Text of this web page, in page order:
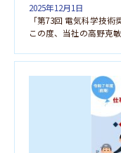
2025年12月1日